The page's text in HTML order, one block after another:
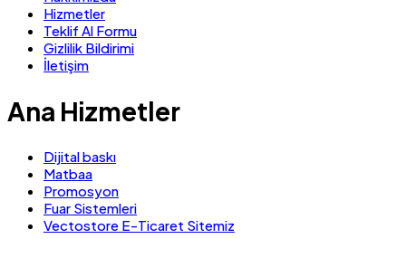
Hizmetler
Teklif Al Formu
Gizlilik Bildirimi
İletişim
Ana Hizmetler
Dijital baskı
Matbaa
Promosyon
Fuar Sistemleri
Vectostore E-Ticaret Sitemiz